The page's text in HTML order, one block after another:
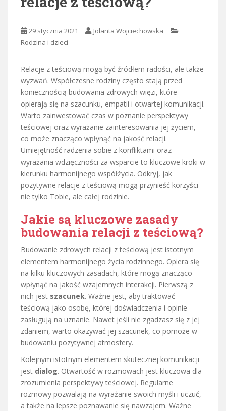
29 stycznia 2021
Jolanta Wojciechowska
Rodzina i dzieci
Relacje z teściową mogą być źródłem radości, ale także
wyzwań. Współczesne rodziny często stają przed
koniecznością budowania zdrowych więzi, które
opierają się na szacunku, empatii i otwartej komunikacji.
Warto zainwestować czas w poznanie perspektywy
teściowej oraz wyrażanie zainteresowania jej życiem,
co może znacząco wpłynąć na jakość relacji.
Umiejętność radzenia sobie z konfliktami oraz
wyrażania wdzięczności za wsparcie to kluczowe kroki w
kierunku harmonijnego współżycia. Odkryj, jak
pozytywne relacje z teściową mogą przynieść korzyści
nie tylko Tobie, ale całej rodzinie.
Jakie są kluczowe zasady
budowania relacji z teściową?
Budowanie zdrowych relacji z teściową jest istotnym
elementem harmonijnego życia rodzinnego. Opiera się
na kilku kluczowych zasadach, które mogą znacząco
wpłynąć na jakość wzajemnych interakcji. Pierwszą z
nich jest szacunek. Ważne jest, aby traktować
teściową jako osobę, której doświadczenia i opinie
zasługują na uznanie. Nawet jeśli nie zgadzasz się z jej
zdaniem, warto okazywać jej szacunek, co pomoże w
budowaniu pozytywnej atmosfery.
Kolejnym istotnym elementem skutecznej komunikacji
jest dialog. Otwartość w rozmowach jest kluczowa dla
zrozumienia perspektywy teściowej. Regularne
rozmowy pozwalają na wyrażanie swoich myśli i uczuć,
a także na lepsze poznawanie się nawzajem. Ważne